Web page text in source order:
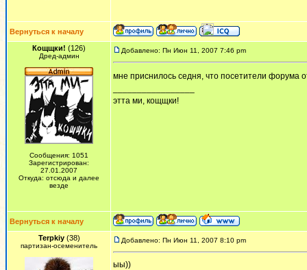
Вернуться к началу
Кощщки! (126)
Дред-админ
Сообщения: 1051
Зарегистрирован:
27.01.2007
Откуда: отсюда и далее
везде
Добавлено: Пн Июн 11, 2007 7:46 pm
мне приснилось седня, что посетители форума
этта ми, кощщки!
Вернуться к началу
Terpkiy(38)
партизан-осеменитель
Добавлено: Пн Июн 11, 2007 8:10 pm
ыы))